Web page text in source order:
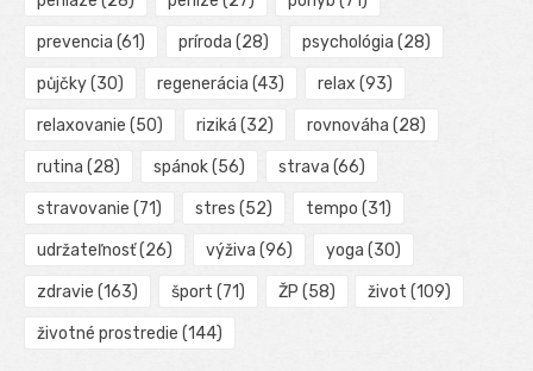
prevencia (61) príroda (28) psychológia (28)
půjčky(30) regenerácia (43) relax (93)
relaxovanie (50) riziká (32) rovnováha (28)
rutina (28) spánok(56) strava (66)
stravovanie (71) stres (52) tempo (31)
udržateľnosť(26) výživa (96) yoga (30)
zdravie (163) šport (71) ŽP (58) život (109)
životné prostredie (144)